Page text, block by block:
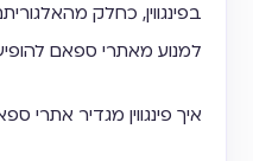
בפינגווין, כחלק
למנוע מאתרי ספאם
איך פינגווין מגדיר אתרי